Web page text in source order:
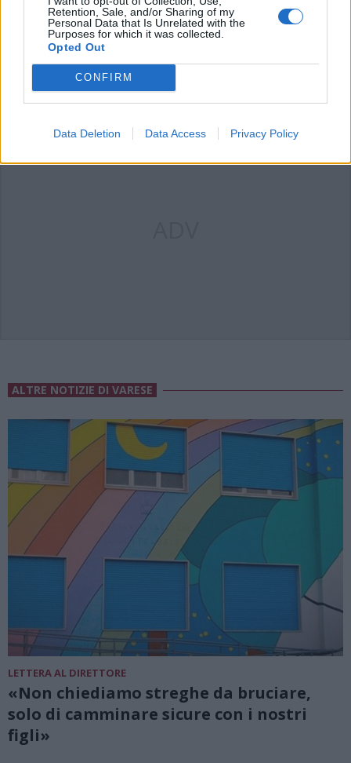
Retention, Sale, and/or Sharing of my
Personal Data that Is Unrelated with the
Purposes for which it was collected.
Opted Out
CONFIRM
Data Deletion Data Access Privacy Policy
ha deciso la data del trasloco. Quindi, chiediamoci: a
chi giova il blocco dei lavori?
Rispondi
ALTRE NOTIZIE DI VARESE
LETTERA AL DIRETTORE
«Non chiediamo streghe da bruciare,
solo di camminare sicure con i nostri
figli»